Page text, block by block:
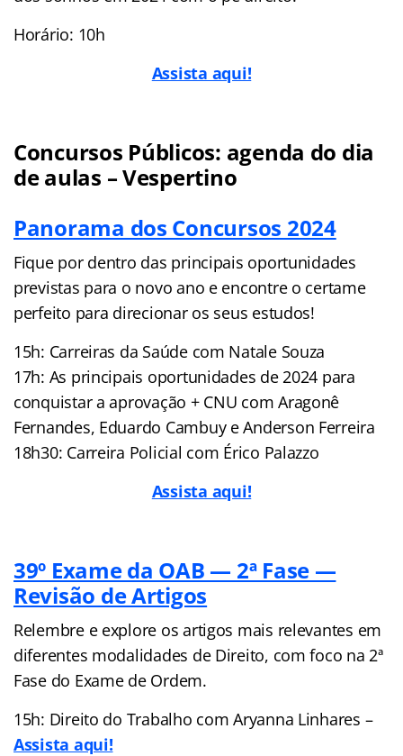
Horário: 10h
Assista aqui!
Concursos Públicos: agenda do dia
de aulas – Vespertino
Panorama dos Concursos 2024
Fique por dentro das principais oportunidades
previstas para o novo ano e encontre o certame
perfeito para direcionar os seus estudos!
15h: Carreiras da Saúde com Natale Souza
17h: As principais oportunidades de 2024 para
conquistar a aprovação + CNU com Aragonê
Fernandes, Eduardo Cambuy e Anderson Ferreira
18h30: Carreira Policial com Érico Palazzo
Assista aqui!
39º Exame da OAB — 2ª Fase —
Revisão de Artigos
Relembre e explore os artigos mais relevantes em
diferentes modalidades de Direito, com foco na 2ª
Fase do Exame de Ordem.
15h: Direito do Trabalho com Aryanna Linhares –
Assista aqui!